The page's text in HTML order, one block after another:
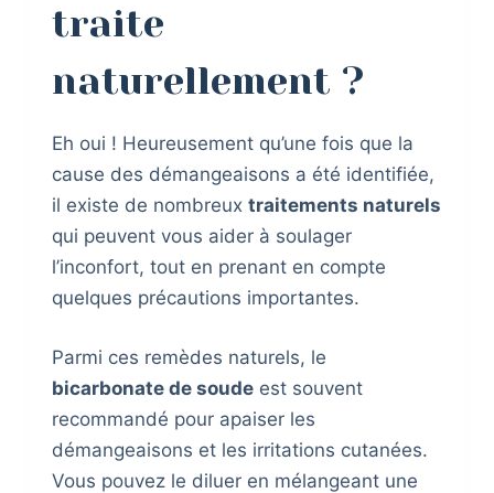
traite
naturellement ?
Eh oui ! Heureusement qu’une fois que la
cause des démangeaisons a été identifiée,
il existe de nombreux traitements naturels
qui peuvent vous aider à soulager
l’inconfort, tout en prenant en compte
quelques précautions importantes.
Parmi ces remèdes naturels, le
bicarbonate de soudeest souvent
recommandé pour apaiser les
démangeaisons et les irritations cutanées.
Vous pouvez le diluer en mélangeant une